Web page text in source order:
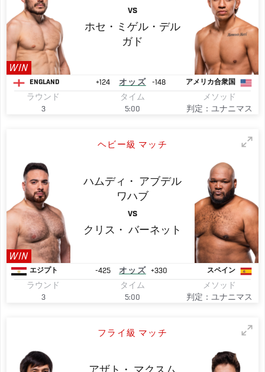
WIN
VS
ホセ・ミゲル・デル
ガド
ENGLAND +124 オッズ -148 アメリカ合衆国
ラウンド
3
タイム
5:00
メソッド
判定：ユナニマス
ヘビー級 マッチ
WIN
ハムディ・
アブデル
ワハブ
VS
クリス・ バーネット
エジプト -425 オッズ +330 スペイン
ラウンド
3
タイム
5:00
メソッド
判定：ユナニマス
フライ級 マッチ